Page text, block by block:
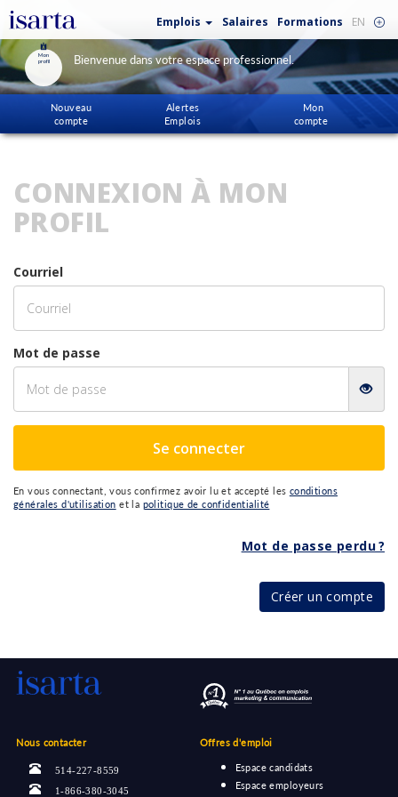
Emplois Salaires Formations EN
Mon
profil
Bienvenue dans votre espace professionnel.
Nouveau
compte
Alertes
Emplois
Mon
compte
CONNEXION À MON
PROFIL
Courriel
Mot de passe
Se connecter
En vous connectant, vous confirmez avoir lu et accepté les conditions
générales d'utilisation et la politique de confidentialité
Mot de passe perdu ?
Créer un compte
Nous contacter
514-227-8559
1-866-380-3045
Offres d'emploi
Espace candidats
Espace employeurs